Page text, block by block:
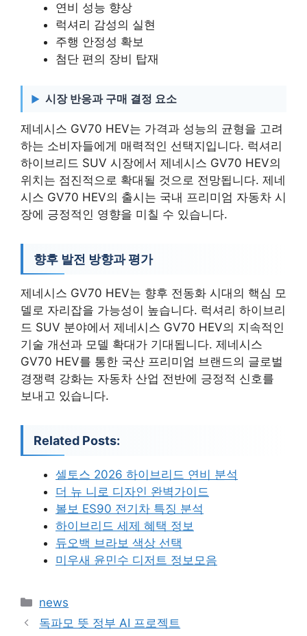
연비 성능 향상
럭셔리 감성의 실현
주행 안정성 확보
첨단 편의 장비 탑재
시장 반응과 구매 결정 요소
제네시스 GV70 HEV는 가격과 성능의 균형을 고려
하는 소비자들에게 매력적인 선택지입니다. 럭셔리
하이브리드 SUV 시장에서 제네시스 GV70 HEV의
위치는 점진적으로 확대될 것으로 전망됩니다. 제네
시스 GV70 HEV의 출시는 국내 프리미엄 자동차 시
장에 긍정적인 영향을 미칠 수 있습니다.
향후 발전 방향과 평가
제네시스 GV70 HEV는 향후 전동화 시대의 핵심 모
델로 자리잡을 가능성이 높습니다. 럭셔리 하이브리
드 SUV 분야에서 제네시스 GV70 HEV의 지속적인
기술 개선과 모델 확대가 기대됩니다. 제네시스
GV70 HEV를 통한 국산 프리미엄 브랜드의 글로벌
경쟁력 강화는 자동차 산업 전반에 긍정적 신호를
보내고 있습니다.
Related Posts:
셀토스 2026 하이브리드 연비 분석
더 뉴 니로 디자인 완벽가이드
볼보 ES90 전기차 특징 분석
하이브리드 세제 혜택 정보
듀오백 브라보 색상 선택
미우새 윤민수 디저트 정보모음
카
테
news
독파모 뜻 정부 AI 프로젝트